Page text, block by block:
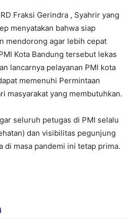
Fraksi Gerindra , Syahrir yang
menyatakan bahwa siap
mendorong agar lebih cepat
Kota Bandung tersebut lekas
lancarnya pelayanan PMI kota
memenuhi Permintaan
masyarakat yang membutuhkan.
seluruh petugas di PMI selalu
dan visibilitas pegunjung
di masa pandemi ini tetap prima.